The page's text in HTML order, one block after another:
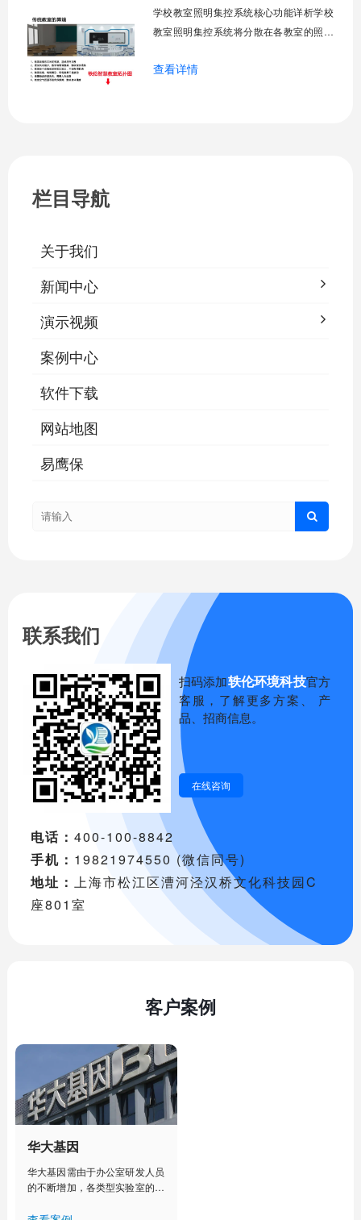
学校教室照明集控系统核心功能详析学校
教室照明集控系统将分散在各教室的照明
关、按需调光、定时策略、能耗监测、故
查看详情
栏目导航
关于我们
新闻中心
演示视频
案例中心
软件下载
网站地图
易鹰保
联系我们
扫码添加轶伦环境科技官方
客服，了解更多方案、 产
品、招商信息。
在线咨询
电话： 400-100-8842
手机： 19821974550 (微信同号)
地址：
上海市松江区漕河泾汉桥文化科技园C
座801室
客户案例
华大基因
华大基因需由于办公室研发人员
的不断增加，各类型实验室的建
其对办公室、实验室、实验室设